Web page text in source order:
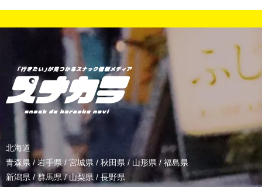
北海道
青森県 / 岩手県/ 宮城県 / 秋田県 / 山形県/ 福島県
新潟県 /群馬県/山梨県 / 長野県